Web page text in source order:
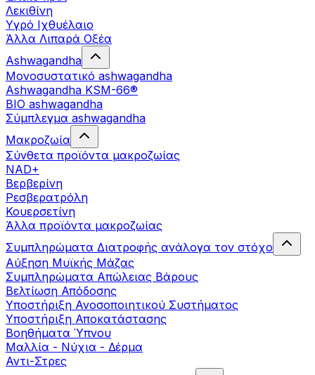
Λεκιθίνη
Υγρό Ιχθυέλαιο
Άλλα Λιπαρά Οξέα
Ashwagandha
Μονοσυστατικό ashwagandha
Ashwagandha KSM-66®
BIO ashwagandha
Σύμπλεγμα ashwagandha
Μακροζωία
Σύνθετα προϊόντα μακροζωίας
NAD+
Βερβερίνη
Ρεσβερατρόλη
Κουερσετίνη
Άλλα προϊόντα μακροζωίας
Συμπληρώματα Διατροφής ανάλογα τον στόχο
Αύξηση Μυϊκής Μάζας
Συμπληρώματα Aπώλειας Βάρους
Βελτίωση Απόδοσης
Υποστήριξη Ανοσοποιητικού Συστήματος
Yποστήριξη Αποκατάστασης
Βοηθήματα Ύπνου
Μαλλία - Νύχια - Δέρμα
Αντι-Στρες